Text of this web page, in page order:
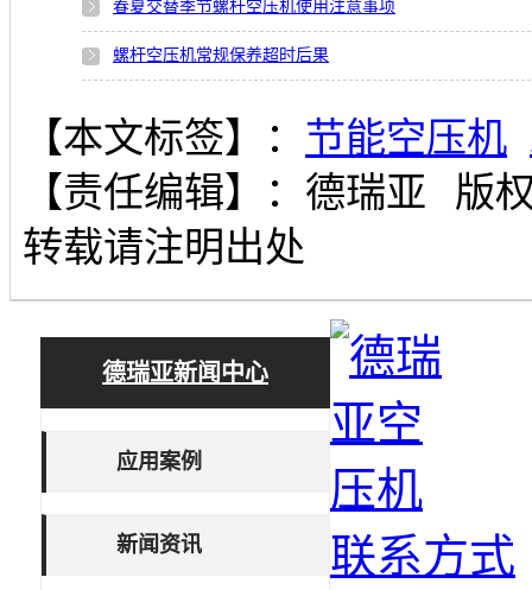
春夏交替季节螺杆空压机使用注意事项
螺杆空压机常规保养超时后果
【本文标签】： 节能空压机
【责任编辑】： 德瑞亚
版
转载请注明出处
德瑞亚新闻中心
应用案例
新闻资讯
联系方式